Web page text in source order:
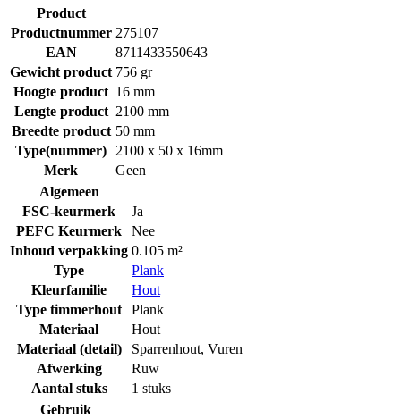
Product
Productnummer 275107
EAN
8711433550643
Gewicht product 756 gr
Hoogte product 16 mm
Lengte product 2100 mm
Breedte product 50 mm
Type(nummer)
2100 x 50 x 16mm
Merk
Geen
Algemeen
FSC-keurmerk
Ja
PEFC Keurmerk
Nee
Inhoud verpakking 0.105 m²
Type
Plank
Kleurfamilie
Hout
Type timmerhout
Plank
Materiaal
Hout
Materiaal (detail)
Sparrenhout, Vuren
Afwerking
Ruw
Aantal stuks
1 stuks
Gebruik